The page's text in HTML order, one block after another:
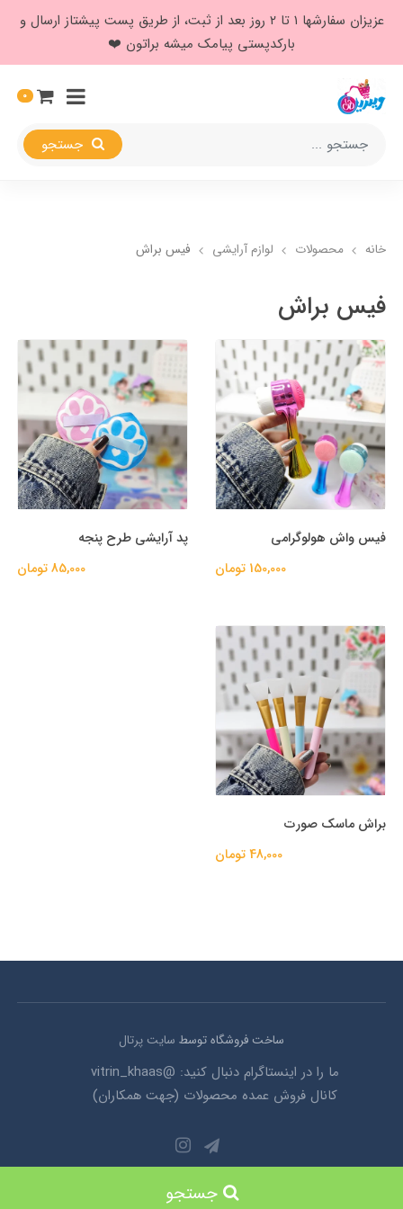
عزیزان سفارشها ۱ تا ۲ روز بعد از ثبت، از طریق پست پیشتاز ارسال و
بارکدپستی پیامک میشه براتون ❤️
0
خانه محصولات لوازم آرایشی فیس براش
فیس براش
فیس واش هولوگرامی
150,000 تومان
پد آرایشی طرح پنجه
85,000 تومان
براش ماسک صورت
48,000 تومان
جستجو
ساخت فروشگاه توسط سایت پرتال
ما را در اینستاگرام دنبال کنید: @vitrin_khaas
کانال فروش عمده محصولات (جهت همکاران)
© تمامی حقوق این وبسایت محفوظ می باشد 1403